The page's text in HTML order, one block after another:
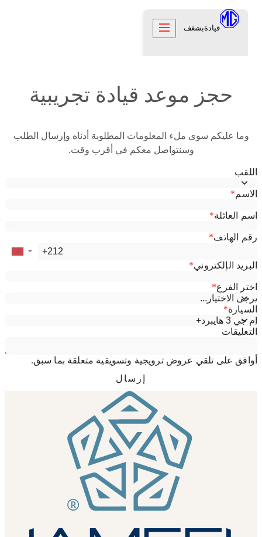
العملاء
عناية لأبعد الحدود
الضمان
تواصل معنا
علامتنا
تراثنا
اكتشف
المواقع
قيادةبشغف
حجز موعد قيادة تجريبية
وما عليكم سوى ملء المعلومات المطلوبة أدناه وإرسال الطلب
وسنتواصل معكم في أقرب وقت.